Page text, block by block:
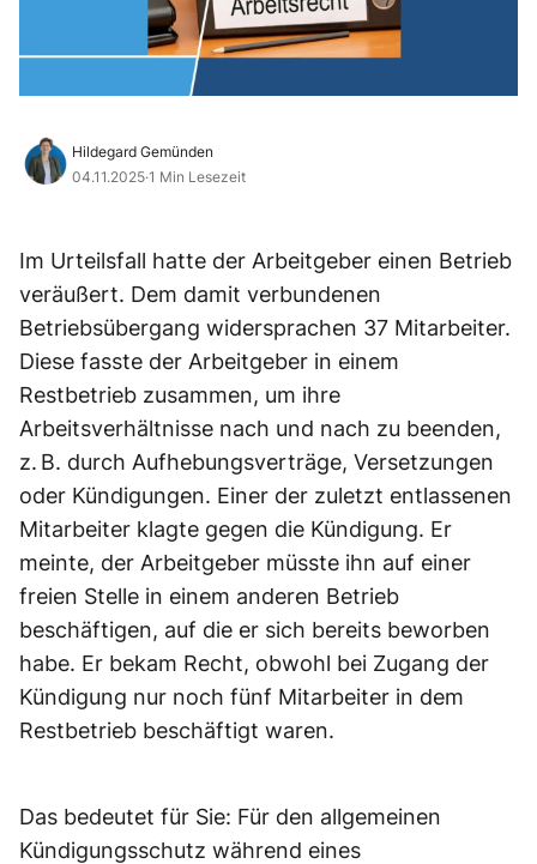
Hildegard Gemünden
04.11.2025·1 Min Lesezeit
Im Urteilsfall hatte der Arbeitgeber einen Betrieb
veräußert. Dem damit verbundenen
Betriebsübergang widersprachen 37 Mitarbeiter.
Diese fasste der Arbeitgeber in einem
Restbetrieb zusammen, um ihre
Arbeitsverhältnisse nach und nach zu beenden,
z. B. durch Aufhebungsverträge, Versetzungen
oder Kündigungen. Einer der zuletzt entlassenen
Mitarbeiter klagte gegen die Kündigung. Er
meinte, der Arbeitgeber müsste ihn auf einer
freien Stelle in einem anderen Betrieb
beschäftigen, auf die er sich bereits beworben
habe. Er bekam Recht, obwohl bei Zugang der
Kündigung nur noch fünf Mitarbeiter in dem
Restbetrieb beschäftigt waren.
Das bedeutet für Sie: Für den allgemeinen
Kündigungsschutz während eines